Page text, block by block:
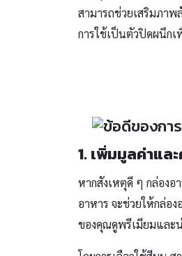
สามารถช่วยเสริมภา
การใช้เป็นตัวปิดผนึกเ
1. เพิ่มมูลค่าแ
หากสังเหตุดี ๆ กล่อง
อาหาร จะช่วยให้กล่อ
ของคุณดูพรีเมียมและ